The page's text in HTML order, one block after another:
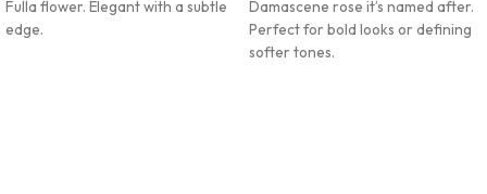
Fulla flower. Elegant with a subtle
edge.
Damascene rose it’s named after.
Perfect for bold looks or defining
softer tones.